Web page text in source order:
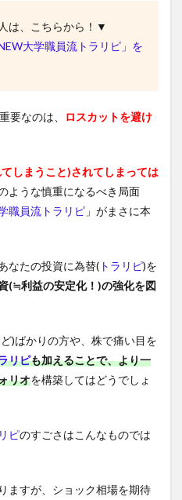
は、こちらから！▼
大学職員流トラリピ」を
要なのは、
ロスカットを避け
しまうこと)されてしまっては
ような慎重になるべき局面
職員流トラリピ 」がまさに本
なたの投資に為替( トラリピ)を
(≒利益の安定化！)の強化を図
)ばかりの方や、株で痛い目を
リピも加えることで、より一
リオを構築してはどうでしょ
ピのすごさはこんなものでは
ますが、ショック相場を期待